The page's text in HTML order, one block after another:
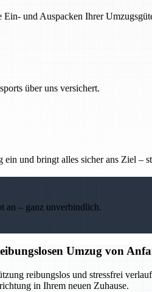
Ein- und Auspacken Ihrer
über uns versichert.
und bringt alles sicher ans Ziel –
an – ganz unverbindlich.
Umzug von
reibungslos und stressfrei
in Ihrem neuen Zuhause.